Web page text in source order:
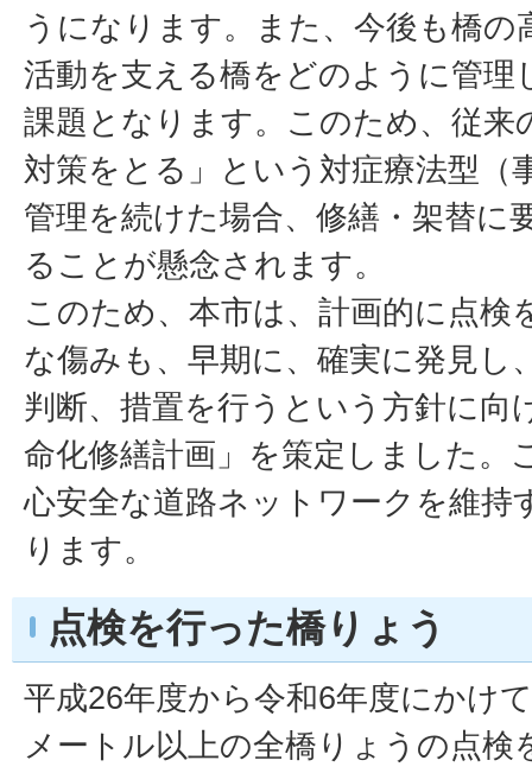
うになります。また、今後も橋の
活動を支える橋をどのように管理
課題となります。このため、従来
対策をとる」という対症療法型（
管理を続けた場合、修繕・架替に
ることが懸念されます。
このため、本市は、計画的に点検
な傷みも、早期に、確実に発見し
判断、措置を行うという方針に向
命化修繕計画」を策定しました。
心安全な道路ネットワークを維持
ります。
点検を行った橋りょう
平成26年度から令和6年度にかけ
メートル以上の全橋りょうの点検